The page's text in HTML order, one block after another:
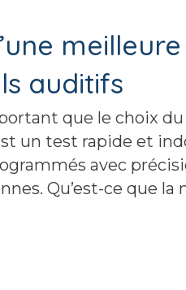
meilleure
auditifs
que le choix du
un test rapide et
avec
Qu’est-ce que la